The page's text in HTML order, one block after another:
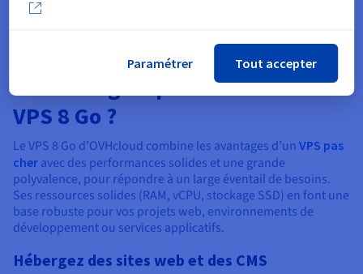
Cas d’usage : que faire avec un
VPS 8 Go ?
Le VPS 8 Go d’OVHcloud combine les avantages d’un VPS pas
cher avec des performances solides et une grande
polyvalence, pour répondre à un large éventail de besoins.
Ses ressources solides (RAM, vCPU, stockage SSD) en font une
base robuste pour vos projets web, environnements de
développement ou services applicatifs.
Hébergez des sites web et des CMS
Paramétrer Tout accepter